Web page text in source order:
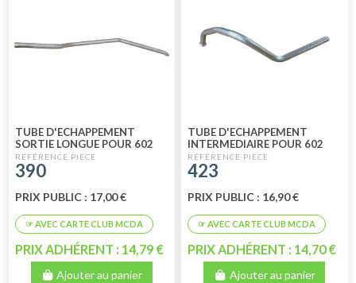
TUBE D'ECHAPPEMENT
SORTIE LONGUE POUR 602
CM3
390
PRIX PUBLIC : 17,00 €
PRIX ADHÉRENT : 14,79 €
Ajouter au panier
TUBE D'ECHAPPEMENT
INTERMEDIAIRE POUR 602
CM3
423
PRIX PUBLIC : 16,90 €
PRIX ADHÉRENT : 14,70 €
Ajouter au panier